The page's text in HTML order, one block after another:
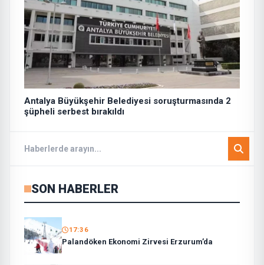
Antalya Büyükşehir Belediyesi soruşturmasında 2
şüpheli serbest bırakıldı
SON HABERLER
17:36
Palandöken Ekonomi Zirvesi Erzurum’da